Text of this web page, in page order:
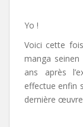
Yo !
Voici cette
manga seinen
ans après
effectue enfin
dernière